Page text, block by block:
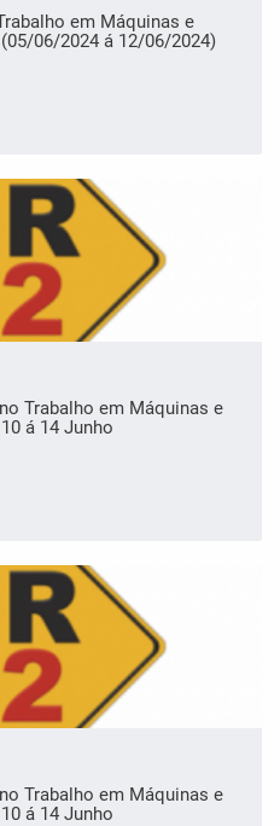
em Máquinas e
06/2024 á 12/06/2024)
Trabalho em Máquinas e
á 14 Junho
Trabalho em Máquinas e
á 14 Junho